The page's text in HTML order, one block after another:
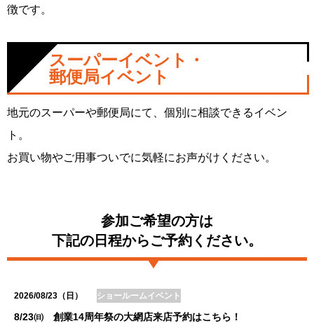
徴です。
スーパーイベント・
郵便局イベント
地元のスーパーや郵便局にて、個別に相談できるイベン
ト。
お買い物やご用事ついでに気軽にお声がけください。
参加ご希望の方は
下記の日程からご予約ください。
2026/08/23（日） ショールームイベント
8/23㈰ 創業14周年祭の大網店来店予約はこちら！